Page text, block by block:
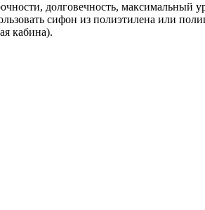
долговечность, максимальный
сифон из полиэтилена или
кабина).